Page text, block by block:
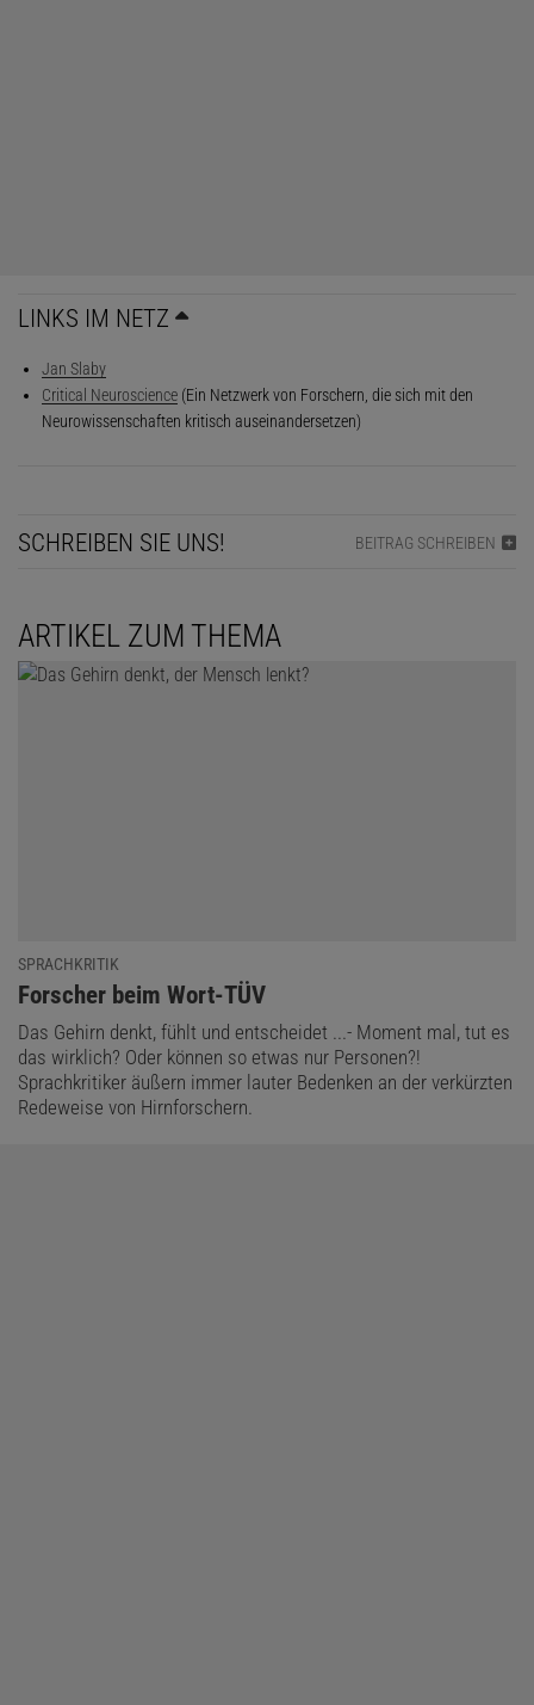
LINKS IM NETZ
Jan Slaby
Critical Neuroscience (Ein Netzwerk von Forschern, die sich mit den
Neurowissenschaften kritisch auseinandersetzen)
SCHREIBEN SIE UNS! BEITRAG SCHREIBEN
ARTIKEL ZUM THEMA
SPRACHKRITIK
:
Forscher beim Wort-TÜV
Das Gehirn denkt, fühlt und entscheidet ...- Moment mal, tut es
das wirklich? Oder können so etwas nur Personen?!
Sprachkritiker äußern immer lauter Bedenken an der verkürzten
Redeweise von Hirnforschern.